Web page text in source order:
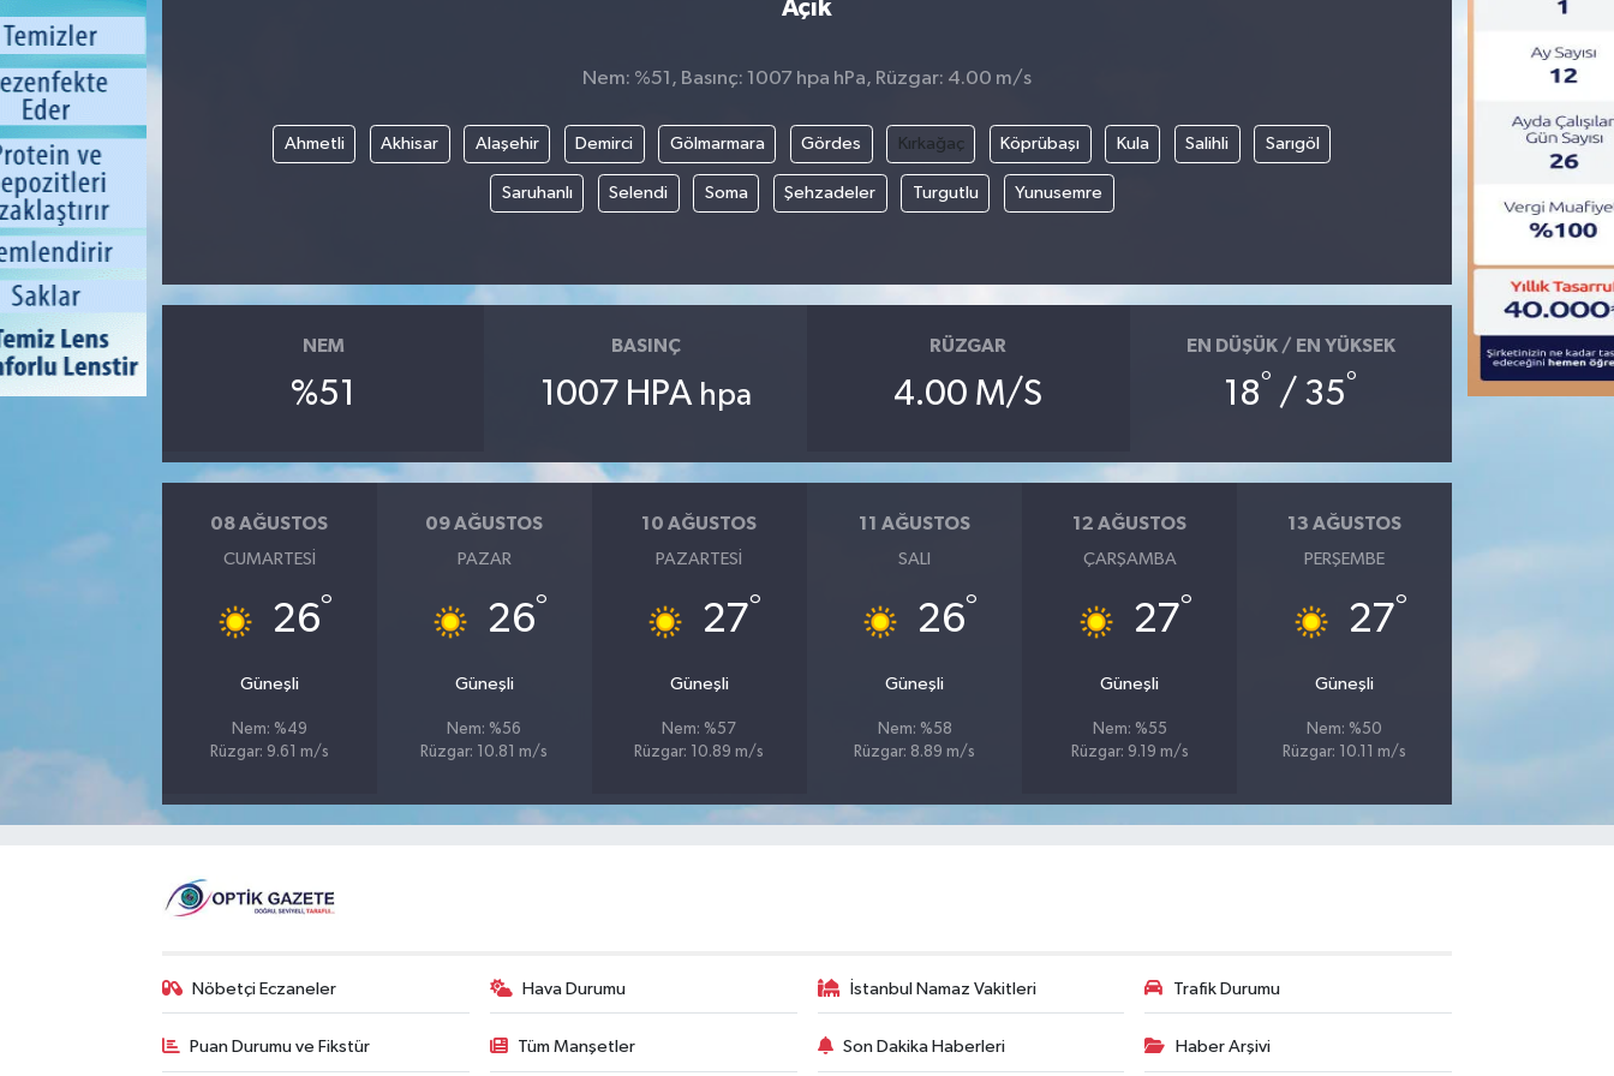
Açık
Nem: %51, Basınç: 1007 hpa hPa, Rüzgar: 4.00 m/s
Ahmetli Akhisar Alaşehir Demirci Gölmarmara Gördes Kırkağaç Köprübaşı Kula Salihli Sarıgöl
Saruhanlı Selendi Soma Şehzadeler Turgutlu Yunusemre
NEM
%51
BASINÇ
1007 HPA hpa
RÜZGAR
4.00 M/S
EN DÜŞÜK / EN YÜKSEK
18° / 35°
08 AĞUSTOS
CUMARTESI
26°
Güneşli
Nem: %49
Rüzgar: 9.61 m/s
09 AĞUSTOS
PAZAR
26°
Güneşli
Nem: %56
Rüzgar: 10.81 m/s
10 AĞUSTOS
PAZARTESI
27°
Güneşli
Nem: %57
Rüzgar: 10.89 m/s
11 AĞUSTOS
SALI
26°
Güneşli
Nem: %58
Rüzgar: 8.89 m/s
12 AĞUSTOS
ÇARŞAMBA
27°
Güneşli
Nem: %55
Rüzgar: 9.19 m/s
13 AĞUSTOS
PERŞEMBE
27°
Güneşli
Nem: %50
Rüzgar: 10.11 m/s
Nöbetçi Eczaneler Hava Durumu İstanbul Namaz Vakitleri Trafik Durumu
Puan Durumu ve Fikstür Tüm Manşetler Son Dakika Haberleri Haber Arşivi